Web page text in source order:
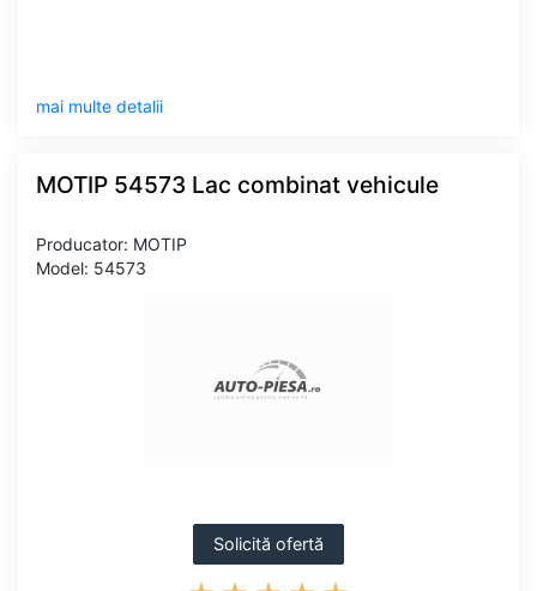
mai multe detalii
MOTIP 54573 Lac combinat vehicule
Producator: MOTIP
Model: 54573
Solicită ofertă